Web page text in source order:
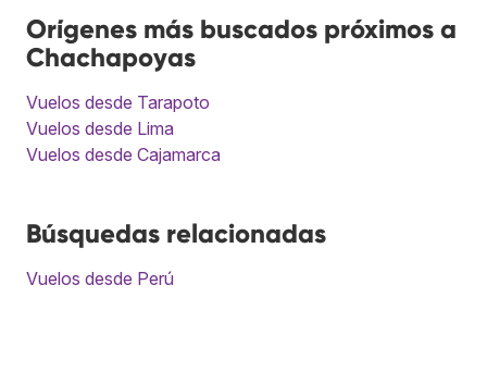
Orígenes más buscados próximos a
Chachapoyas
Vuelos desde Tarapoto
Vuelos desde Lima
Vuelos desde Cajamarca
Búsquedas relacionadas
Vuelos desde Perú